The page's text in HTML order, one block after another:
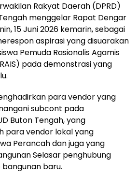
Rakyat Daerah (DPRD)
menggelar Rapat Dengar
15 Juni 2026 kemarin, sebagai
aspirasi yang disuarakan
Pemuda Rasionalis Agamis
pada demonstrasi yang
para vendor yang
subcont pada
Buton Tengah, yang
para vendor lokal yang
Perancah dan juga yang
Selasar penghubung
baru.